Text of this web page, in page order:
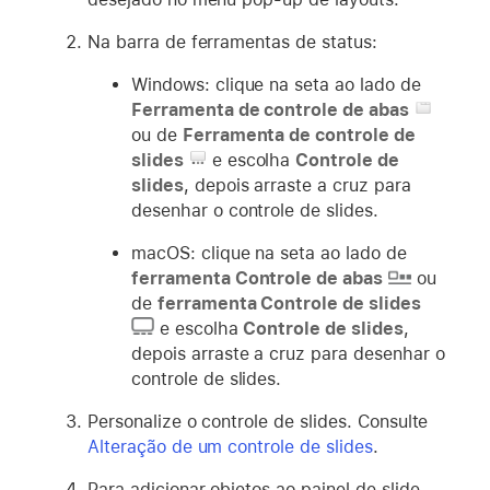
Na barra de ferramentas de status:
Windows: clique na seta ao lado de
Ferramenta de controle de abas
ou de Ferramenta de controle de
slides
e escolha Controle de
slides, depois arraste a cruz para
desenhar o controle de slides.
macOS: clique na seta ao lado de
ferramenta Controle de abas
ou
de ferramenta Controle de slides
e escolha Controle de slides,
depois arraste a cruz para desenhar o
controle de slides.
Personalize o controle de slides. Consulte
Alteração de um controle de slides.